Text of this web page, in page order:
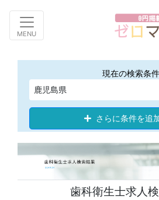
Toggle navigation
MENU
現在の検索条件
鹿児島県
さらに条件を追
歯科衛生士求人